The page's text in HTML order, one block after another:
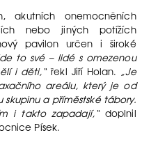
akutních onemocněních
nebo jiných potížích
pavilon určen i široké
to své – lidé s omezenou
i děti,“řekl Jiří Holan. „Je
areálu, který je od
a příměstské tábory.
i takto zapadají,“doplnil
Písek.